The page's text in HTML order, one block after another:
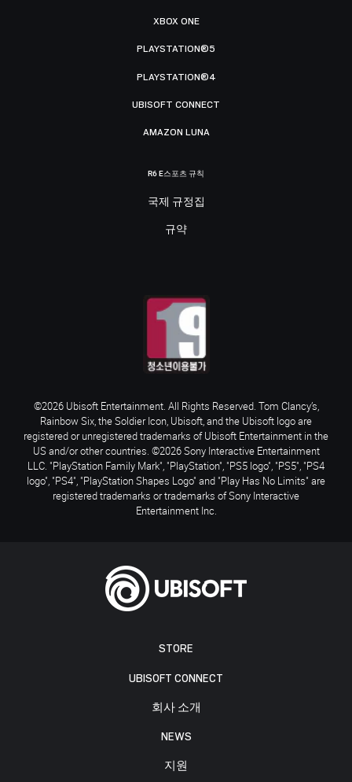
STORE
UBISOFT CONNECT
회사 소개
NEWS
지원
XBOX ONE
PLAYSTATION®5
PLAYSTATION®4
UBISOFT CONNECT
AMAZON LUNA
R6 E스포츠 규칙
국제 규정집
규약
©2026 Ubisoft Entertainment. All Rights Reserved. Tom Clancy’s,
Rainbow Six, the Soldier Icon, Ubisoft, and the Ubisoft logo are
registered or unregistered trademarks of Ubisoft Entertainment in the
US and/or other countries. ©2026 Sony Interactive Entertainment
LLC. "PlayStation Family Mark", "PlayStation", "PS5 logo", "PS5", "PS4
logo", "PS4", "PlayStation Shapes Logo" and "Play Has No Limits" are
registered trademarks or trademarks of Sony Interactive
Entertainment Inc.